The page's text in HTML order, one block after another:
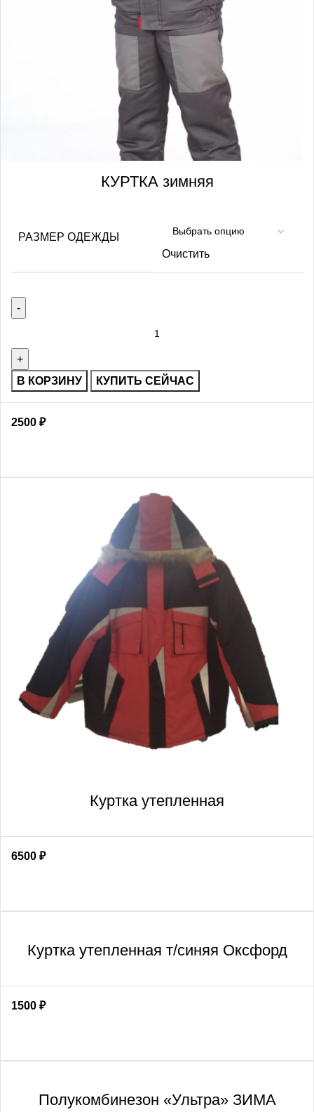
КУРТКА зимняя
РАЗМЕР ОДЕЖДЫ
Очистить
В КОРЗИНУ КУПИТЬ СЕЙЧАС
2500 ₽
Куртка утепленная
6500 ₽
Куртка утепленная т/синяя Оксфорд
1500 ₽
Полукомбинезон «Ультра» ЗИМА